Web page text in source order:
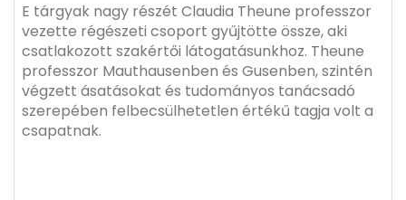
E tárgyak nagy részét Claudia Theune professzor
vezette régészeti csoport gyűjtötte össze, aki
csatlakozott szakértői látogatásunkhoz. Theune
professzor Mauthausenben és Gusenben, szintén
végzett ásatásokat és tudományos tanácsadó
szerepében felbecsülhetetlen értékű tagja volt a
csapatnak.